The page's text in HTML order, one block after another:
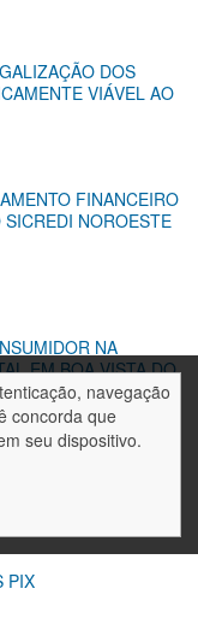
navegação
concorda que
seu dispositivo.
DOS
VIÁVEL AO
FINANCEIRO
NOROESTE
NA
EM BOA VISTA DO
BASQUETE
PIX